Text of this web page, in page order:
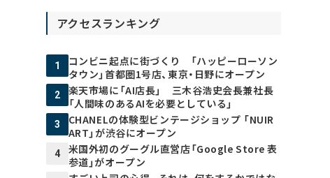
アクセスランキング
1
コンビニ起点に街づくり 「ハッピーローソン
タウン」首都圏1号店、東京・日野にオープン
2
楽天市場に「AI店長」 三木谷浩史会長兼社長
「人間味のあるAIを必要としている」
3
CHANELの体験型ビンテージショップ 「NUIR
ART」が渋谷にオープン
4
米国外初のグーグル直営店「Google Store 表
参道」がオープン